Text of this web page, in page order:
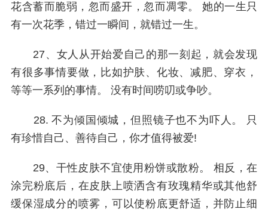
花含蓄而脆弱，忽而盛开，忽而凋零。 她的一生只
有一次花季，错过一瞬间，就错过一生。
27、女人从开始爱自己的那一刻起，就会发现
有很多事情要做，比如护肤、化妆、减肥、穿衣，
等等一系列的事情。 没有时间唠叨或争吵。
28. 不为倾国倾城，但照镜子也不为吓人。 只
有珍惜自己、善待自己，你才值得被爱!
29、干性皮肤不宜使用粉饼或散粉。 相反，在
涂完粉底后，在皮肤上喷洒含有玫瑰精华或其他舒
缓保湿成分的喷雾，可以使粉底更舒适，并防止细